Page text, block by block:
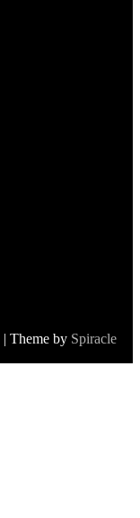
| Theme by Spiracle